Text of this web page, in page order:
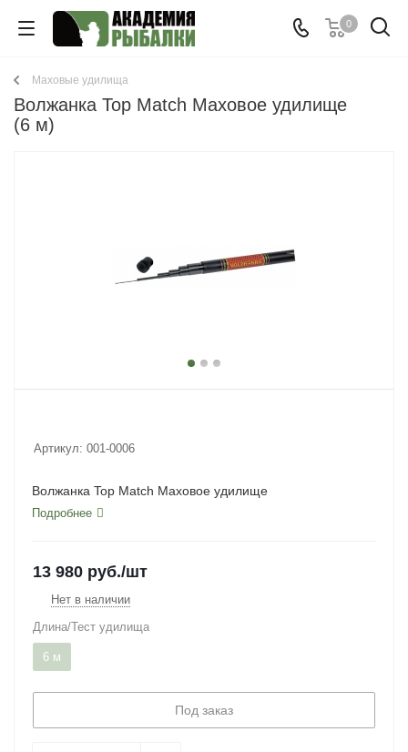
0
Маховые удилища
Волжанка Top Match Маховое удилище
(6 м)
Артикул: 001-0006
Волжанка Top Match Маховое удилище
Подробнее
13 980 руб./шт
Нет в наличии
Длина/Тест удилища
6 м
Под заказ